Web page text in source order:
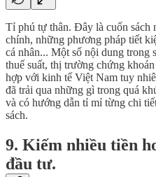
Tỉ phú tự thân. Đây là cuốn sách
chính, những phương pháp tiết
cá nhân... Một số nội dung trong
thuế suất, thị trường chứng
hợp với kinh tế Việt Nam tuy
đã trải qua những gì trong quá
và có hướng dẫn tỉ mỉ từng chi
sách.
9. Kiếm nhiều tiền
đầu tư.